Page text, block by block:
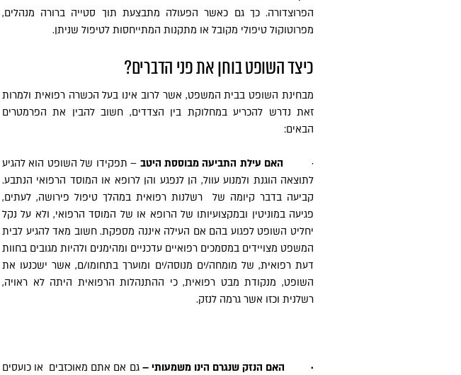
הפרוצדורה. כך גם כאשר הפעולה מתבצעת תוך סטייה ברורה מנהלים,
מפרוטוקול טיפולי מקובל או מתקנות המתייחסות לטיפול שניתן.
כיצד השופט בוחן את פני הדברים?
מבחינת השופט בבית המשפט, אשר לרוב אינו בעל הכשרה רפואית ולמרות
זאת נדרש להכריע במחלוקת בין הצדדים, חשוב להבין את הפרמטרים
הבאים:
· האם עילת התביעה מבוססת היטב – תפקידו של השופט הוא להגיע
לתוצאה הוגנת ולמנוע עוול, הן לנפגע והן לרופא או המוסד הרפואי הנתבע.
קביעה בדבר קיומה של רשלנות רפואית במהלך טיפול פירושה, לעתים,
פגיעה במוניטין ובמקצועיותו של הרופא או של המוסד הרפואי, ולא על נקל
יחליט השופט לפגוע בהם אם העילה איננה מספקת. חשוב מאד להגיע לבית
המשפט מצויידים במסמכים רפואיים עדכניים ומהימנים ולהיות מגובים בחוות
דעת רפואית, של מומחה/ים מנוסה/ים ומוערך בתחומו/ם, אשר ישכנעו את
השופט, מנקודת מבט רפואית, כי ההתנהלות הרפואית היתה לא ראויה,
רשלנית וכזו אשר גרמה לנזק.
· האם הנזק שנגרם הינו משמעותי –גם אם אתם מאוכזבים או כועסים